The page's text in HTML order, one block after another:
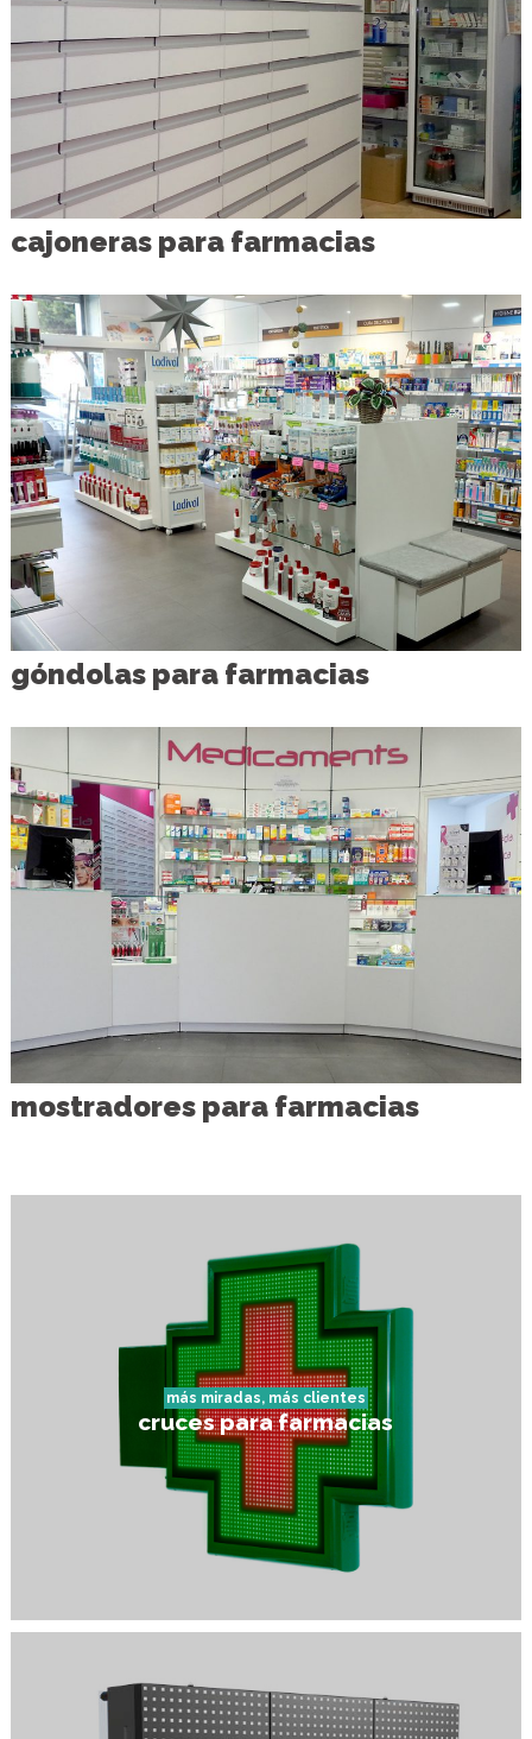
cajoneras para farmacias
góndolas para farmacias
mostradores para farmacias
más miradas, más clientes
cruces para farmacias